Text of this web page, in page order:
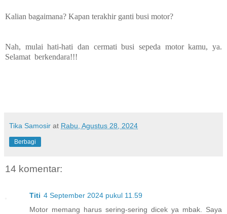
Kalian bagaimana? Kapan terakhir ganti busi motor?
Nah, mulai hati-hati dan cermati busi sepeda motor kamu, ya.
Selamat berkendara!!!
Tika Samosir at Rabu, Agustus 28, 2024
Berbagi
14 komentar:
Titi 4 September 2024 pukul 11.59
Motor memang harus sering-sering dicek ya mbak. Saya